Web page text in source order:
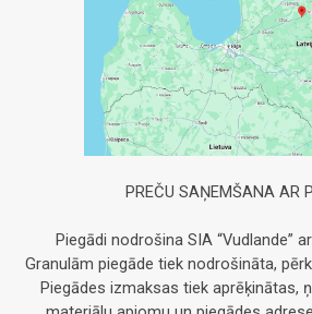
PREČU SAŅEMŠANA AR
Piegādi nodrošina SIA “Vudlande”
Granulām piegāde tiek nodrošināta,
Piegādes izmaksas tiek aprēķinātas,